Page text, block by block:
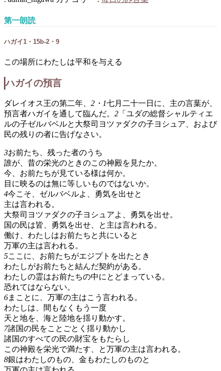
第一朗読
ハガイ1・15b-2・9
この場所にわたしは平和を与える
ハガイの預言
ダレイオス王の第二年、 2・1七月二十一日に、主の言葉が、
預言者ハガイを通して臨んだ。 2 「ユダの総督シャルティエ
ルの子ゼルバベルと大祭司ヨツァダクの子ヨシュア、および
民の残りの者に告げなさい。
3お前たち、残った者のうち
誰が、昔の栄光のときのこの神殿を見たか。
今、お前たちが見ている様は何か。
目に映るのは無に等しいものではないか。
4今こそ、ゼルバベルよ、勇気を出せと
主は言われる。
大祭司ヨツァダクの子ヨシュアよ、勇気を出せ。
国の民は皆、勇気を出せ、と主は言われる。
働け、わたしはお前たちと共にいると
万軍の主は言われる。
5ここに、お前たちがエジプトを出たとき
わたしがお前たちと結んだ契約がある。
わたしの霊はお前たちの中にとどまっている。
恐れてはならない。
6まことに、万軍の主はこう言われる。
わたしは、間もなくもう一度
天と地を、海と陸地を揺り動かす。
7諸国の民をことごとく揺り動かし
諸国のすべての民の財宝をもたらし
この神殿を栄光で満たす、と万軍の主は言われる。
8銀はわたしのもの、金もわたしのものと